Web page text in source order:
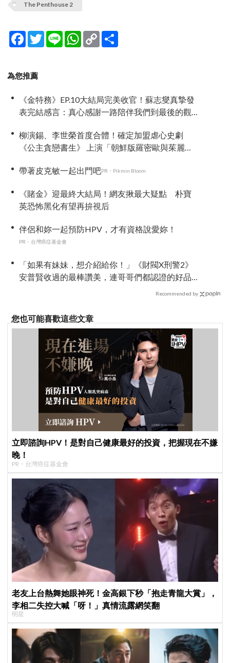
The Penthouse 2
Facebook
TwitterLine WhatsApp
Copy
Link
為您推薦
《金特務》EP.10大結局完美收官！蘇志燮真摯發
表完結感言：真心感謝一路陪伴我們到最後的觀
柳演錫、李世榮首度合體！確定加盟虐心史劇
《公主貪戀書生》 上演「朝鮮版羅密歐與茱麗
帶著皮克敏一起出門吧PR・Pikmin Bloom
《賭金》迎最終大結局！網友揪最大疑點 朴寶
英恐怖黑化有望再拚視后
伴侶和妳一起預防HPV，才有資格說愛妳！
PR・台灣癌症基金會
「如果有妹妹，想介紹給你！」《財閥X刑警2》
安普賢收過的最棒讚美，連哥哥們都認證的好品
Recommended by
您也可能喜歡這些文章
立即諮詢HPV！是對自己健康最好的投資，把握現在不嫌
晚！
PR・台灣癌症基金會
老友上台熱舞她眼神死！金高銀下秒「抱走青龍大賞」，
李相二失控大喊「呀！」真情流露網笑翻
明星